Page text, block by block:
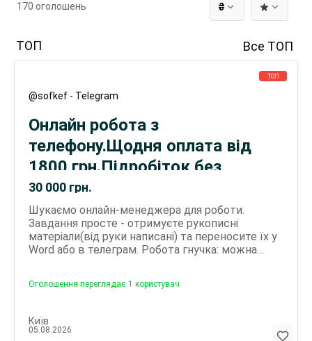
₴
170 оголошень
ТОП Все ТОП
ТОП
@sofkef - Telegram
30 000 грн.
Онлайн робота з
телефону.Щодня оплата від
1800 грн.Підробіток без
досвіду. Віддалено
переписувач тексту з фото
Шукаємо онлайн-менеджера для роботи.
Завдання просте - отримуєте рукописні
матеріали(від руки написані) та переносите їх у
Word або в телеграм. Робота гнучка: можна
значення, головне - бажання працювати.
комунікабельності. Оплата щодня - 1800-2600
грн/день. Ви самі обираєте графік і керуєте
Оголошення переглядає 1 користувач
Київ
05.08.2026